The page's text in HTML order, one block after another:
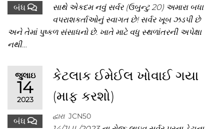
બંધ
સાથે એકદમ નવું સર્વર (ઉબુન્ટુ 20) અમારા બધા
વપરાશકર્તાઓનું સ્વાગત છે! સર્વર ખૂબ ઝડપી છે
અને તેમાં પુષ્કળ સંસાધનો છે. ખાતે માટે વધુ સ્થળાંતરની અપેક્ષા
નથી…
જુલાઇ
14
2023
બંધ
કેટલાક ઈમેઈલ ખોવાઈ ગયા
(માફ કરશો)
દ્વારા JCN50